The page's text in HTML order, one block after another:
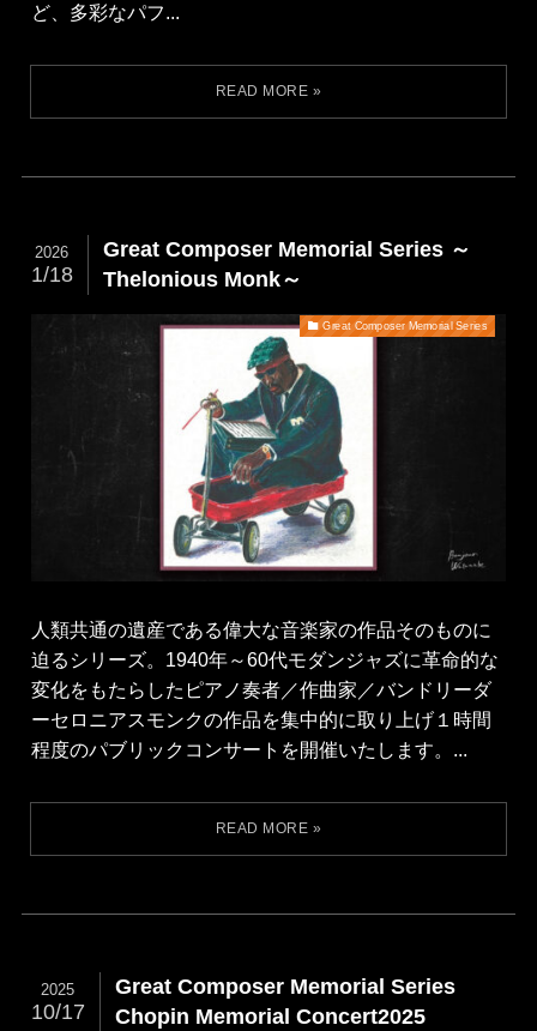
ど、多彩なパフ...
Great Composer Memorial Series ～
Thelonious Monk～
2026
1/18
Great Composer Memorial Series
人類共通の遺産である偉大な音楽家の作品そのものに
迫るシリーズ。1940年～60代モダンジャズに革命的な
変化をもたらしたピアノ奏者／作曲家／バンドリーダ
ーセロニアスモンクの作品を集中的に取り上げ１時間
程度のパブリックコンサートを開催いたします。...
Great Composer Memorial Series
Chopin Memorial Concert2025
2025
10/17